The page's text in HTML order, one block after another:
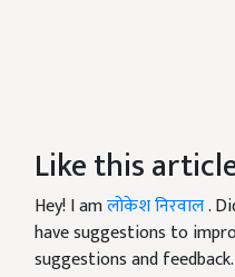
Like this
Hey! I amलोकेश निरवाल.
have suggestions to
suggestions and feedback.